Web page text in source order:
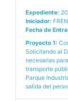
Expediente:
Iniciador:
Fecha de
Proyecto 1:
Solicitando al
necesarias
transporte
Parque
salida del